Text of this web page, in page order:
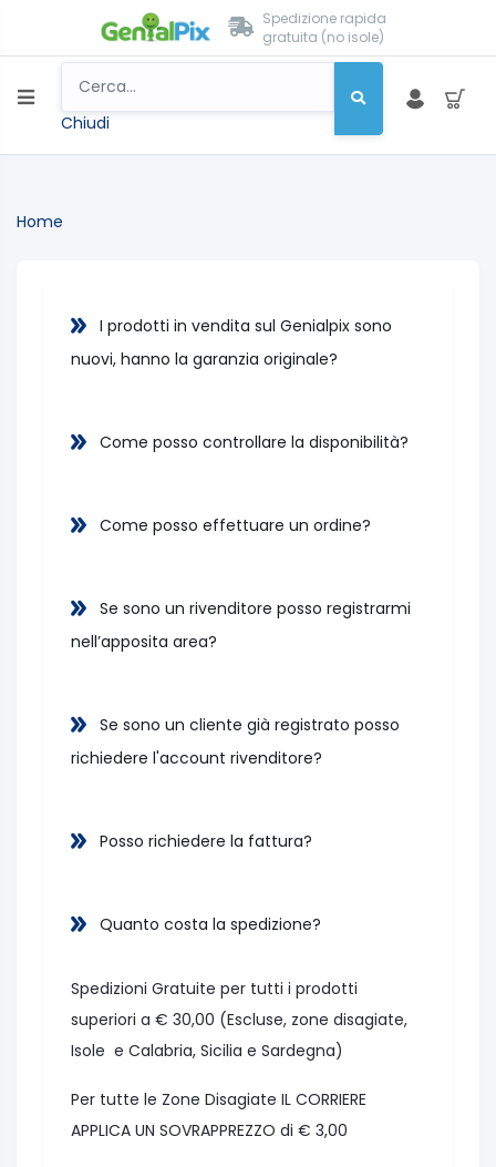
Spedizione rapida
gratuita (no isole)
Chiudi
Home
I prodotti in vendita sul Genialpix sono
nuovi, hanno la garanzia originale?
Come posso controllare la disponibilità?
Come posso effettuare un ordine?
Se sono un rivenditore posso registrarmi
nell’apposita area?
Se sono un cliente già registrato posso
richiedere l'account rivenditore?
Posso richiedere la fattura?
Quanto costa la spedizione?
Spedizioni Gratuite per tutti i prodotti
superiori a € 30,00 (Escluse, zone disagiate,
Isole e Calabria, Sicilia e Sardegna)
Per tutte le Zone Disagiate IL CORRIERE
APPLICA UN SOVRAPPREZZO di € 3,00